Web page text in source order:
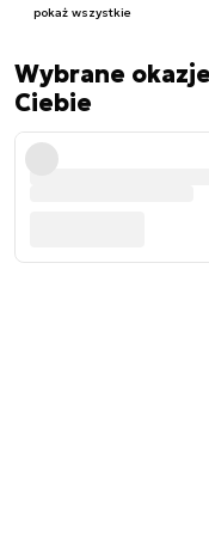
pokaż wszystkie
Wybrane
Ciebie